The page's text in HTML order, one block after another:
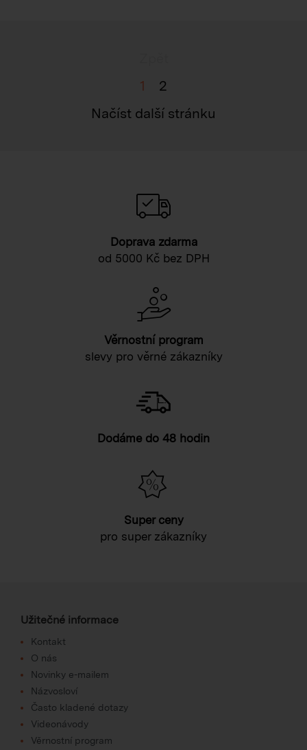
1
2
Načíst další stránku
Doprava zdarma
od 5000 Kč bez DPH
Věrnostní program
slevy pro věrné zákazníky
Dodáme do 48 hodin
Super ceny
pro super zákazníky
Užitečné informace
Kontakt
O nás
Novinky e-mailem
Názvosloví
Často kladené dotazy
Videonávody
Věrnostní program